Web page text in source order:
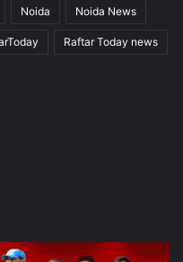
Noida Noida News
Raftar Today news